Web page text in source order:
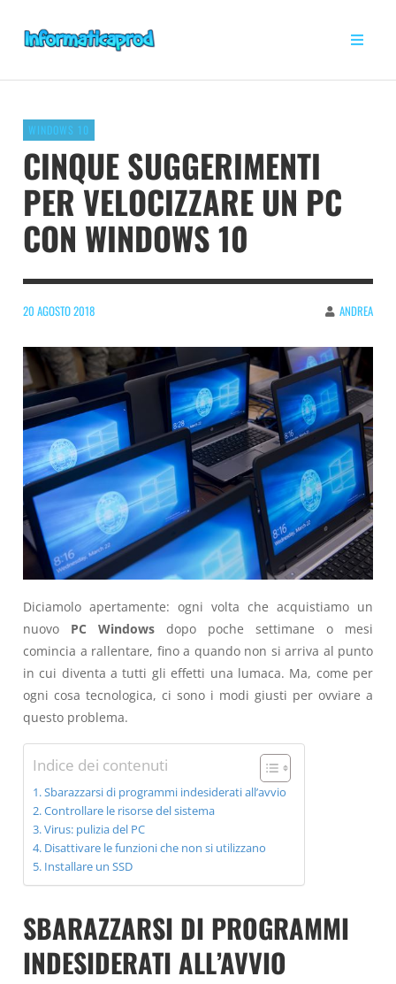
WINDOWS 10
CINQUE SUGGERIMENTI
PER VELOCIZZARE UN PC
CON WINDOWS 10
20 AGOSTO 2018 ANDREA
Diciamolo apertamente: ogni volta che acquistiamo un
nuovo PC Windows dopo poche settimane o mesi
comincia a rallentare, fino a quando non si arriva al punto
in cui diventa a tutti gli effetti una lumaca. Ma, come per
ogni cosa tecnologica, ci sono i modi giusti per ovviare a
questo problema.
Indice dei contenuti
Sbarazzarsi di programmi indesiderati all’avvio
Controllare le risorse del sistema
Virus: pulizia del PC
Disattivare le funzioni che non si utilizzano
Installare un SSD
SBARAZZARSI DI PROGRAMMI
INDESIDERATI ALL’AVVIO